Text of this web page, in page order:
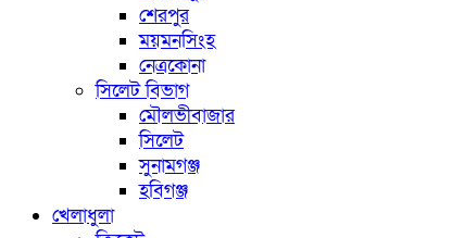
শেরপুর
ময়মনসিংহ
নেত্রকোনা
সিলেট বিভাগ
মৌলভীবাজার
সিলেট
সুনামগঞ্জ
হবিগঞ্জ
খেলাধুলা